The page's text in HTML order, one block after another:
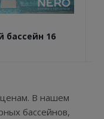
бассейн 16
ценам. В нашем
бассейнов,